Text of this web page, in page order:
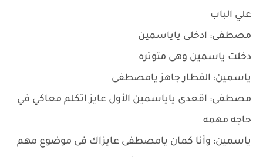
علي الباب
مصطفى: ادخلى ياياسمين
دخلت ياسمين وهى متوتره
ياسمين: الفطار جاهز يامصطفى
مصطفى: اقعدى ياياسمين الأول عايز اتكلم معاكي في
حاجه مهمه
ياسمين: وأنا كمان يامصطفى عايزاك فى موضوع مهم